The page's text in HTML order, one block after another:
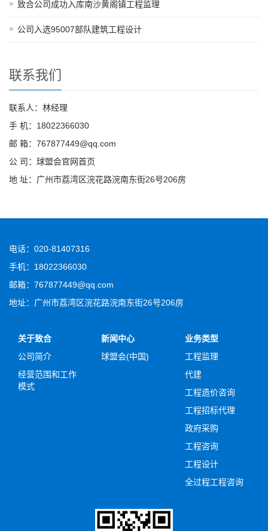
致合公司成功入库南沙黄阁镇工程监理
公司入选95007部队建筑工程设计
联系我们
联系人：林经理
手 机：18022366030
邮 箱：767877449@qq.com
公 司：球盟会官网首页
地 址：广州市荔湾区浣花路浣南东街26号206房
电话：020-81407316
手机：18022366030
邮箱：767877449@qq.com
地址：广州市荔湾区浣花路浣南东街26号206房
关于致合
公司简介
经营范围和工作
模式
新闻中心
球盟会(中国)
业务类型
工程监理
代建
工程造价咨询
工程招标代理
政府采购
工程咨询
工程设计
全过程工程咨询